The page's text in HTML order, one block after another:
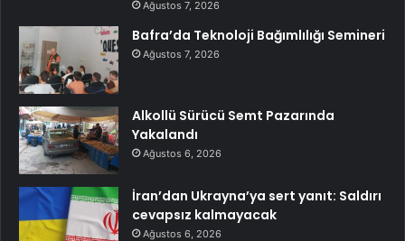
Ağustos 7, 2026
Bafra’da Teknoloji Bağımlılığı Semineri
Ağustos 7, 2026
Alkollü Sürücü Semt Pazarında
Yakalandı
Ağustos 6, 2026
İran’dan Ukrayna’ya sert yanıt: Saldırı
cevapsız kalmayacak
Ağustos 6, 2026